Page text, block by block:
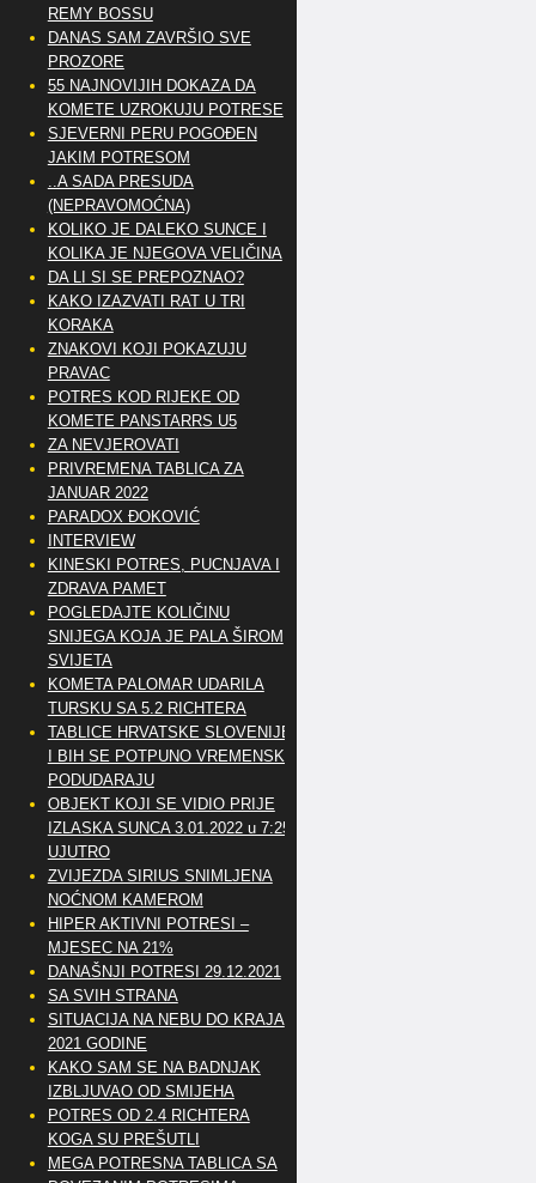
REMY BOSSU
DANAS SAM ZAVRŠIO SVE
PROZORE
55 NAJNOVIJIH DOKAZA DA
KOMETE UZROKUJU POTRESE
SJEVERNI PERU POGOĐEN
JAKIM POTRESOM
..A SADA PRESUDA
(NEPRAVOMOĆNA)
KOLIKO JE DALEKO SUNCE I
KOLIKA JE NJEGOVA VELIČINA
DA LI SI SE PREPOZNAO?
KAKO IZAZVATI RAT U TRI
KORAKA
ZNAKOVI KOJI POKAZUJU
PRAVAC
POTRES KOD RIJEKE OD
KOMETE PANSTARRS U5
ZA NEVJEROVATI
PRIVREMENA TABLICA ZA
JANUAR 2022
PARADOX ĐOKOVIĆ
INTERVIEW
KINESKI POTRES, PUCNJAVA I
ZDRAVA PAMET
POGLEDAJTE KOLIČINU
SNIJEGA KOJA JE PALA ŠIROM
SVIJETA
KOMETA PALOMAR UDARILA
TURSKU SA 5.2 RICHTERA
TABLICE HRVATSKE SLOVENIJE
I BIH SE POTPUNO VREMENSKI
PODUDARAJU
OBJEKT KOJI SE VIDIO PRIJE
IZLASKA SUNCA 3.01.2022 u 7:25
UJUTRO
ZVIJEZDA SIRIUS SNIMLJENA
NOĆNOM KAMEROM
HIPER AKTIVNI POTRESI –
MJESEC NA 21%
DANAŠNJI POTRESI 29.12.2021
SA SVIH STRANA
SITUACIJA NA NEBU DO KRAJA
2021 GODINE
KAKO SAM SE NA BADNJAK
IZBLJUVAO OD SMIJEHA
POTRES OD 2.4 RICHTERA
KOGA SU PREŠUTLI
MEGA POTRESNA TABLICA SA